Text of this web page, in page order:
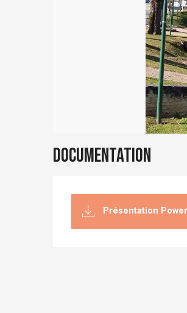
Documentation
Présentation